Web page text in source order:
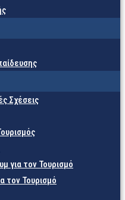
Σχέσεις
για τον Τουρισμό
τον Τουρισμό